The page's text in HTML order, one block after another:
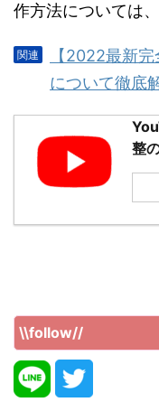
作方法については
【2022最新
について徹底
整
\\follow//